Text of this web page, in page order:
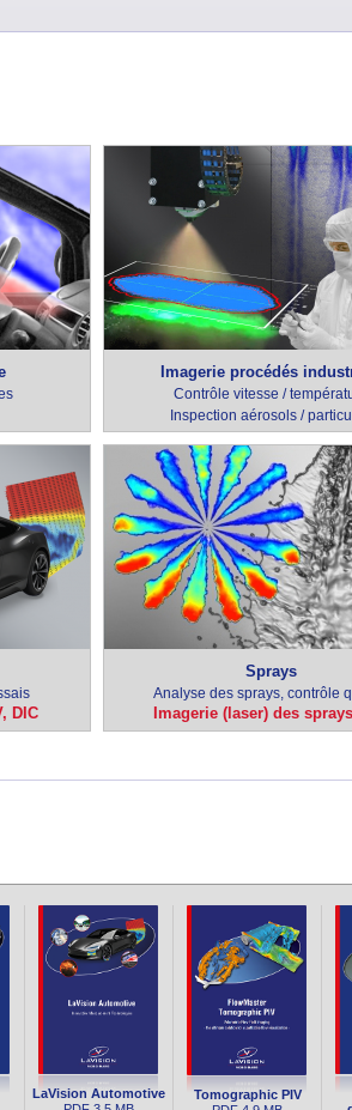
Imagerie procédés
Contrôle vitesse /
Inspection aérosols /
DIC
Sprays
Analyse des sprays, contrôle
Imagerie (laser) des
LaVision Automotive
Tomographic PIV